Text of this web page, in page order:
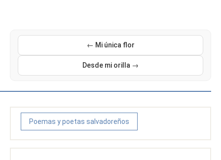
← Mi única flor
Desde mi orilla →
Poemas y poetas salvadoreños